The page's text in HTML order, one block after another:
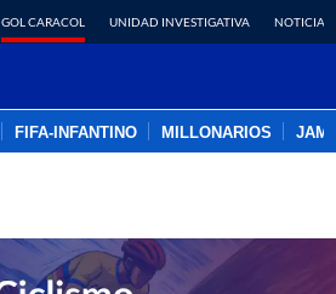
GOL CARACOL UNIDAD INVESTIGATIVA NOTICIAS
FIFA-INFANTINO MILLONARIOS